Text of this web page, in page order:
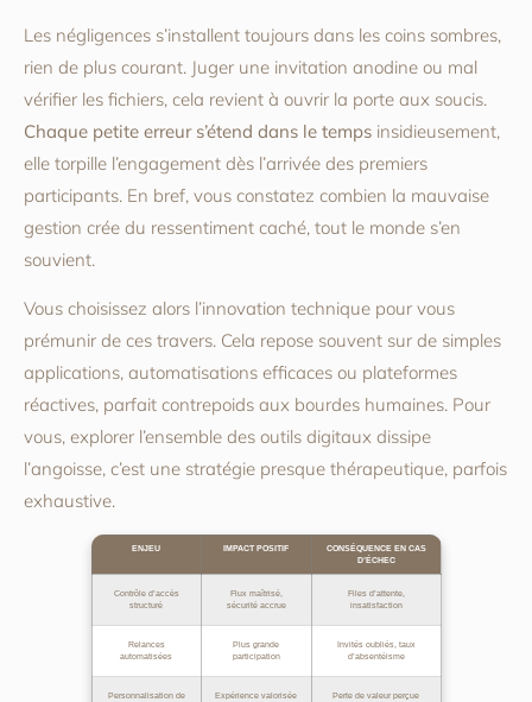
Les négligences s’installent toujours dans les coins sombres,
rien de plus courant. Juger une invitation anodine ou mal
vérifier les fichiers, cela revient à ouvrir la porte aux soucis.
Chaque petite erreur s’étend dans le temps insidieusement,
elle torpille l’engagement dès l’arrivée des premiers
participants. En bref, vous constatez combien la mauvaise
gestion crée du ressentiment caché, tout le monde s’en
souvient.
Vous choisissez alors l’innovation technique pour vous
prémunir de ces travers. Cela repose souvent sur de simples
applications, automatisations efficaces ou plateformes
réactives, parfait contrepoids aux bourdes humaines. Pour
vous, explorer l’ensemble des outils digitaux dissipe
l’angoisse, c’est une stratégie presque thérapeutique, parfois
exhaustive.
ENJEU IMPACT POSITIF
CONSÉQUENCE EN CAS
D’ÉCHEC
Contrôle d’accès
structuré
Flux maîtrisé,
sécurité accrue
Files d’attente,
insatisfaction
Relances
automatisées
Plus grande
participation
Invités oubliés, taux
d’absentéisme
Personnalisation de
Expérience valorisée Perte de valeur perçue